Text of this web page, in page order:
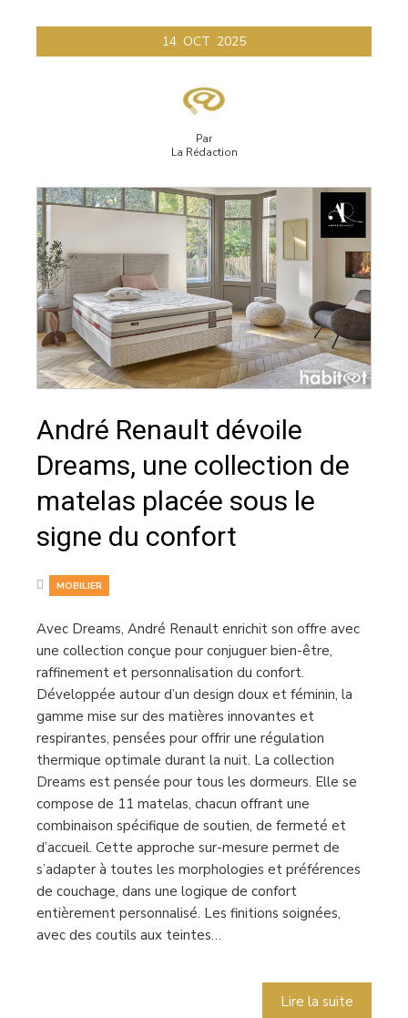
14 OCT 2025
Par
La Rédaction
André Renault dévoile
Dreams, une collection de
matelas placée sous le
signe du confort
MOBILIER
Avec Dreams, André Renault enrichit son offre avec
une collection conçue pour conjuguer bien-être,
raffinement et personnalisation du confort.
Développée autour d’un design doux et féminin, la
gamme mise sur des matières innovantes et
respirantes, pensées pour offrir une régulation
thermique optimale durant la nuit. La collection
Dreams est pensée pour tous les dormeurs. Elle se
compose de 11 matelas, chacun offrant une
combinaison spécifique de soutien, de fermeté et
d’accueil. Cette approche sur-mesure permet de
s’adapter à toutes les morphologies et préférences
de couchage, dans une logique de confort
entièrement personnalisé. Les finitions soignées,
avec des coutils aux teintes…
Lire la suite